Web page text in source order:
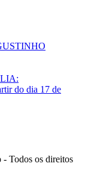
do dia 17 de
Todos os direitos